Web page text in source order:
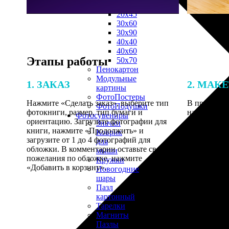
20х45
30х60
30х90
40х40
40х60
50х70
Пенокартон
Модульные
картины
ФотоПостеры
ФотоПодушки
Фотоcувениры
Значки
Коврик
для
мыши
Кружки
Новогодние
шары
Пазл
картонный
Тарелки
Магниты
Пазлы
Этапы работы
1. ЗАКАЗ
Нажмите «Сделать заказ», выберите тип
фотокниги, размер, тип бумаги и
ориентацию. Загрузите фотографии для
книги, нажмите «Продолжить» и
загрузите от 1 до 4 фотографий для
обложки. В комментарии оставьте свои
пожелания по обложке, нажмите
«Добавить в корзину».
2.
В процессе
наши